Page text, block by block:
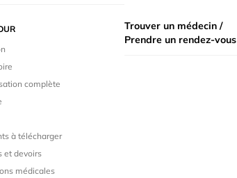
complète
à télécharger
et devoirs
médicales
Trouver un médecin /
Prendre un rendez-vous